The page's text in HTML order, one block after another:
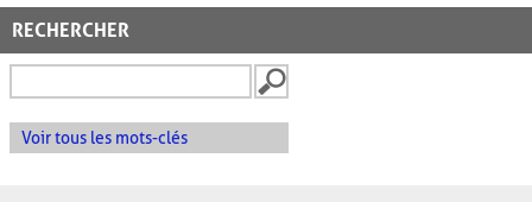
RECHERCHER
Voir tous les mots-clés